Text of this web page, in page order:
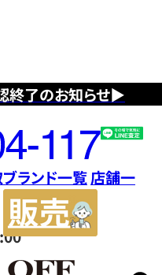
終了のお知らせ▶
ランド一覧店舗一